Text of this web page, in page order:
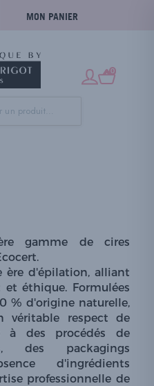
MON PANIER
0
gamme de cires
ère d'épilation, alliant
éthique. Formulées
% d'origine naturelle,
véritable respect de
à des procédés de
des packagings
d'ingrédients
professionnelle de